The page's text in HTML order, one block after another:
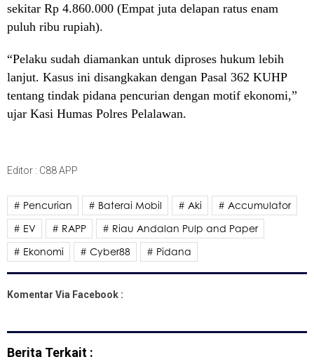
sekitar Rp 4.860.000 (Empat juta delapan ratus enam
puluh ribu rupiah).
“Pelaku sudah diamankan untuk diproses hukum lebih
lanjut. Kasus ini disangkakan dengan Pasal 362 KUHP
tentang tindak pidana pencurian dengan motif ekonomi,”
ujar Kasi Humas Polres Pelalawan.
Editor : C88 APP
# Pencurian # Baterai Mobil # Aki
# Accumulator
# EV
# RAPP
# Riau Andalan Pulp and Paper
# Ekonomi
# Cyber88 # Pidana
Komentar Via Facebook :
Berita Terkait :